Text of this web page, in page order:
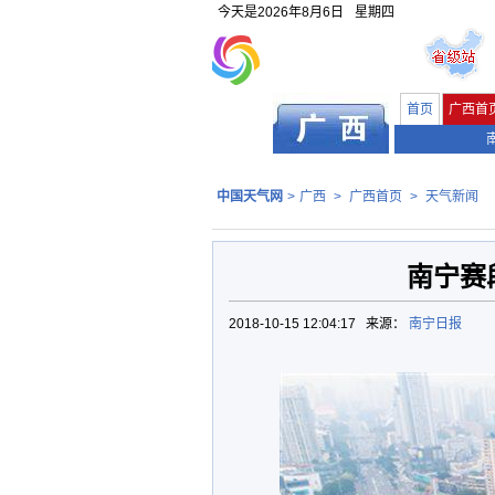
今天是2026年8月6日 星期四
首页
广西首
中国天气网 > 广西 > 广西首页 > 天气新闻
南宁赛
2018-10-15 12:04:17 来源： 南宁日报